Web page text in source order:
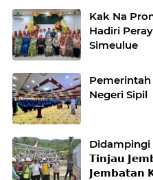
Kak Na
Hadiri
Simeulue
Negeri Sipil
Didampingi
𝗧𝗶𝗻𝗷𝗮𝘂
𝗝𝗲𝗺𝗯𝗮𝘁𝗮𝗻